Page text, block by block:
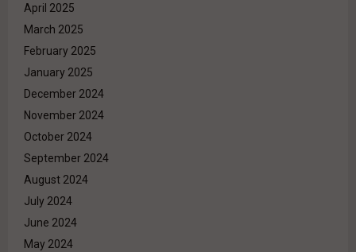
April 2025
March 2025
February 2025
January 2025
December 2024
November 2024
October 2024
September 2024
August 2024
July 2024
June 2024
May 2024